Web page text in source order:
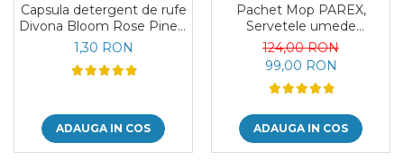
Capsula detergent de rufe
Divona Bloom Rose Pine 5
in 1
1,30 RON
ADAUGA IN COS
Pachet Mop PAREX,
Servetele umede
Antibacteriene si
Multisuprafete
124,00 RON
99,00 RON
ADAUGA IN COS